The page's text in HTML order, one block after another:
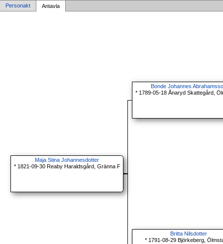
Personakt Antavla
Maja Stina Johannesdotter
* 1821-09-30 Reaby Haraldsgård, Gränna F
Bonde Johannes
* 1789-05-18 Ånaryd Skattegård,
Britta Nilsdotter
* 1791-08-29 Björkeberg,